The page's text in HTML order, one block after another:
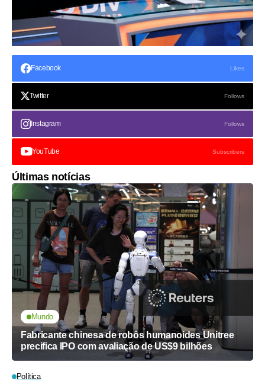
Facebook Likes
Twitter Follows
Instagram Follows
YouTube Subscribers
Últimas notícias
Mundo
Fabricante chinesa de robôs humanoides Unitree
precifica IPO com avaliação de US$9 bilhões
Política